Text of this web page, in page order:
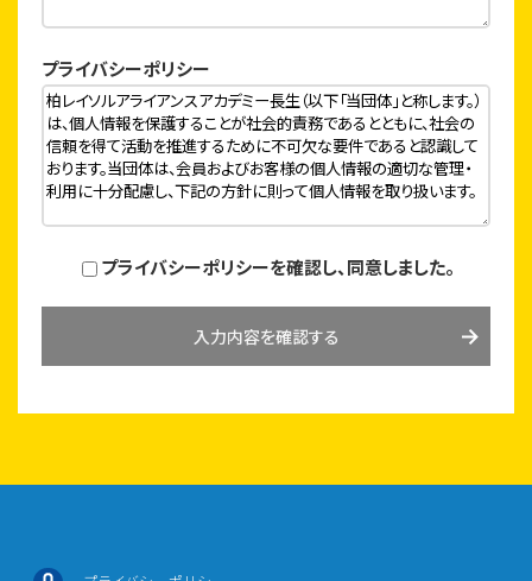
プライバシーポリシー
プライバシーポリシーを確認し、同意しました。
入力内容を確認する